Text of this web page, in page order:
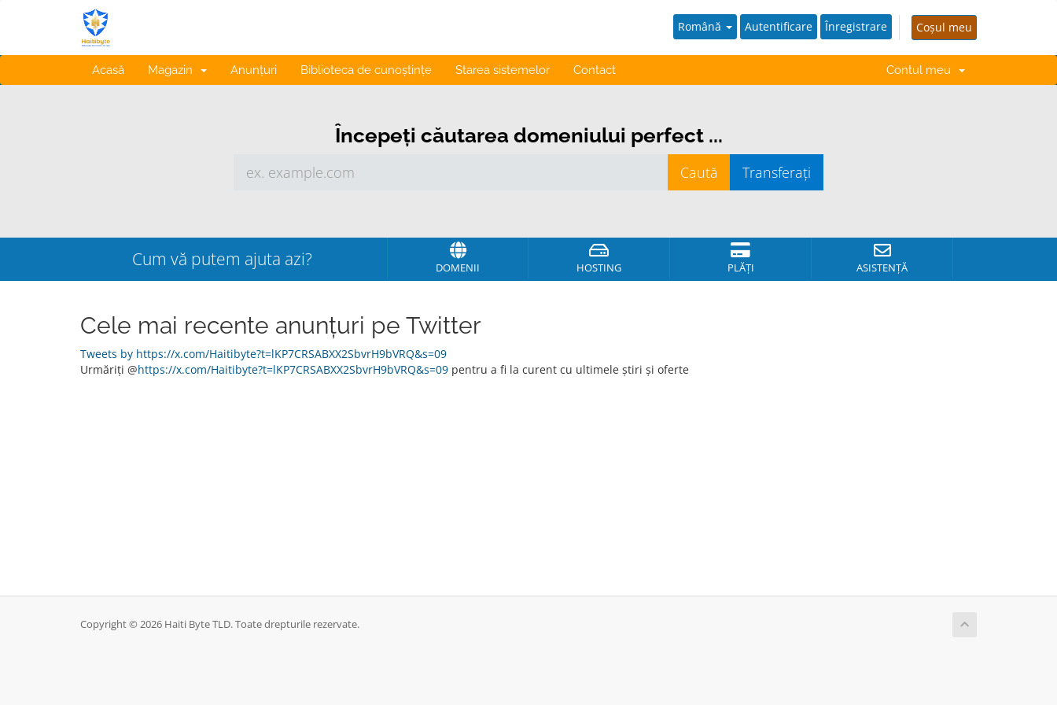
Română Autentificare Înregistrare Coșul meu
Acasă Magazin Anunțuri Biblioteca de cunoștințe Starea sistemelor Contact Contul meu
Începeți căutarea domeniului perfect ...
Cum vă putem ajuta azi? DOMENII HOSTING PLĂȚI ASISTENȚĂ
Cele mai recente anunțuri pe Twitter
Tweets by https://x.com/Haitibyte?t=lKP7CRSABXX2SbvrH9bVRQ&s=09
Urmăriți @https://x.com/Haitibyte?t=lKP7CRSABXX2SbvrH9bVRQ&s=09 pentru a fi la curent cu ultimele știri și oferte
Copyright © 2026 Haiti Byte TLD. Toate drepturile rezervate.